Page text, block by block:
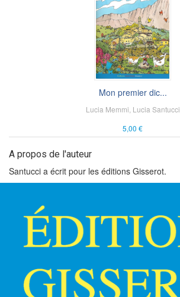
Mon premier dic...
Lucia Memmi Lucia Santucci
5,00 €
A propos de l'auteur
Santucci a écrit pour les éditions Gisserot.